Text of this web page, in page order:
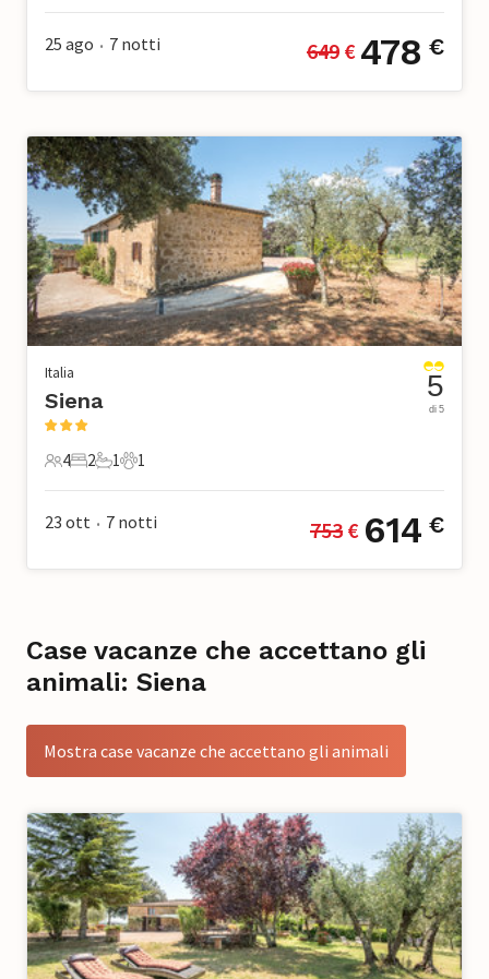
25 ago • 7 notti 649 € 478 €
Italia
Siena
4 Ospiti
4
2 Camere da letto
2
1 Bagno
1
1 Animale domestico
1
5
di 5
23 ott • 7 notti 753 € 614 €
Case vacanze che accettano gli
animali: Siena
Mostra case vacanze che accettano gli animali